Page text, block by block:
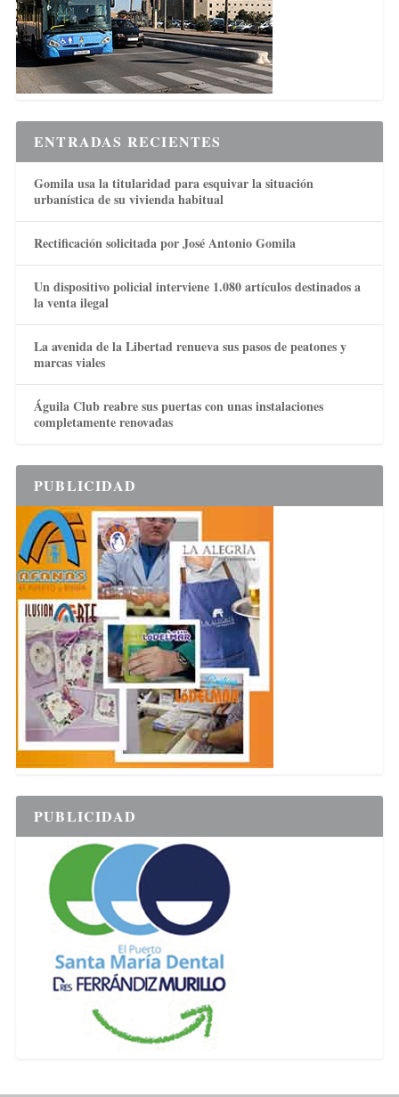
ENTRADAS RECIENTES
Gomila usa la titularidad para esquivar la situación
urbanística de su vivienda habitual
Rectificación solicitada por José Antonio Gomila
Un dispositivo policial interviene 1.080 artículos destinados a
la venta ilegal
La avenida de la Libertad renueva sus pasos de peatones y
marcas viales
Águila Club reabre sus puertas con unas instalaciones
completamente renovadas
PUBLICIDAD
PUBLICIDAD